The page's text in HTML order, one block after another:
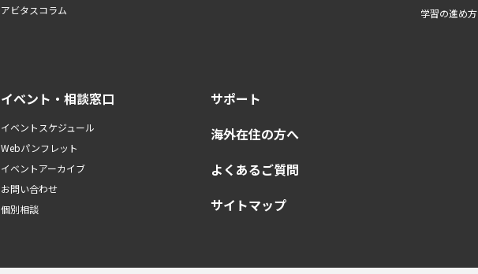
アビタスコラム
学習の進め方
イベント・相談窓口
イベントスケジュール
Webパンフレット
イベントアーカイブ
お問い合わせ
個別相談
サポート
海外在住の方へ
よくあるご質問
サイトマップ